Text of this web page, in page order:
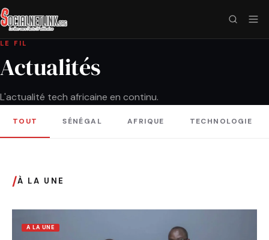
LE FIL
Actualités
L'actualité tech africaine en continu.
TOUT SÉNÉGAL AFRIQUE TECHNOLOGIE
/À LA UNE
A LA UNE